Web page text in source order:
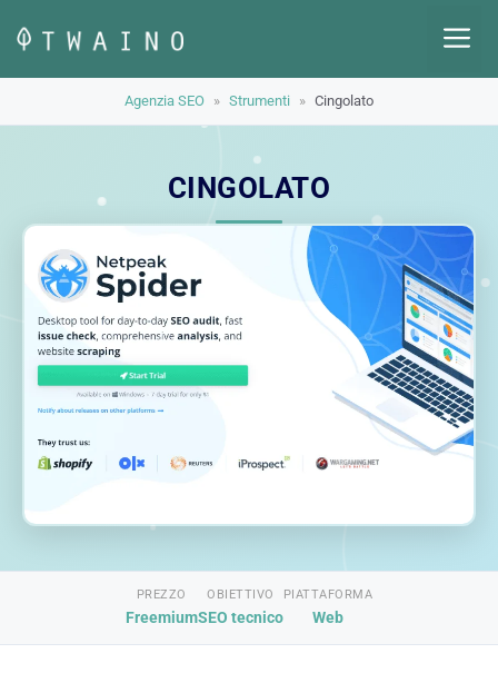
contenuto
Agenzia SEO » Strumenti » Cingolato
CINGOLATO
PREZZO
Freemium
OBIETTIVO
SEO tecnico
PIATTAFORMA
Web